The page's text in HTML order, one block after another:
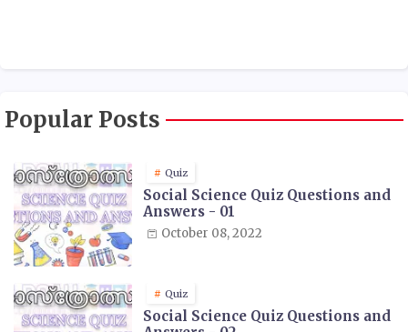
Popular Posts
Quiz
Social Science Quiz Questions and
Answers - 01
October 08, 2022
Quiz
Social Science Quiz Questions and